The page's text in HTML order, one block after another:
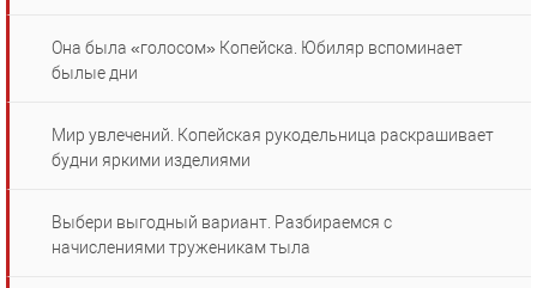
Она была «голосом» Копейска. Юбиляр вспоминает
былые дни
Мир увлечений. Копейская рукодельница раскрашивает
будни яркими изделиями
Выбери выгодный вариант. Разбираемся с
начислениями труженикам тыла